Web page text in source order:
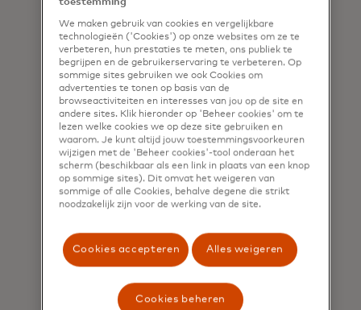
voordelen te bieden aan lokale en
inheemse gemeenschappen.
Nu bekijkenopens in a new tab
toestemming
We maken gebruik van cookies en vergelijkbare
technologieën ('Cookies') op onze websites om ze te
verbeteren, hun prestaties te meten, ons publiek te
begrijpen en de gebruikerservaring te verbeteren. Op
sommige sites gebruiken we ook Cookies om
advertenties te tonen op basis van de
browseactiviteiten en interesses van jou op de site en
andere sites. Klik hieronder op 'Beheer cookies' om te
lezen welke cookies we op deze site gebruiken en
waarom. Je kunt altijd jouw toestemmingsvoorkeuren
wijzigen met de 'Beheer cookies'-tool onderaan het
scherm (beschikbaar als een link in plaats van een knop
op sommige sites). Dit omvat het weigeren van
sommige of alle Cookies, behalve degene die strikt
noodzakelijk zijn voor de werking van de site.
Cookies accepteren Alles weigeren
Cookies beheren